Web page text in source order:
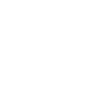
enz...